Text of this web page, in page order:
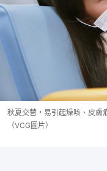
秋夏交替，易引起燥咳、皮膚
（VCG圖片）